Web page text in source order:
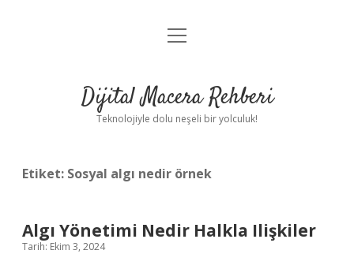
Anasayfa
Yasal Uyarı
menüyü
Dijital Macera Rehberi
Teknolojiyle dolu neşeli bir yolculuk!
Etiket: Sosyal algı nedir örnek
Algı Yönetimi Nedir Halkla Ilişkiler
Tarih: Ekim 3, 2024